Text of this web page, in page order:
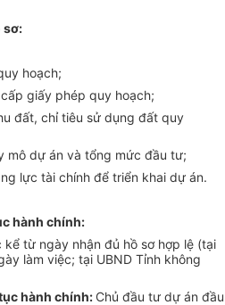
sơ:
hoạch;
giấy phép quy hoạch;
đất, chỉ tiêu sử dụng đất quy
mô dự án và tổng mức đầu tư;
lực tài chính để triển khai dự án.
hành chính:
từ ngày nhận đủ hồ sơ hợp lệ (tại
làm việc; tại UBND Tỉnh không
hành chính: Chủ đầu tư dự án đầu